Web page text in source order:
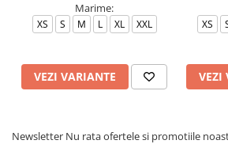
Marime:
XS S M L XL XXL
VEZI VARIANTE
XS
VEZI
Newsletter Nu rata ofertele si promotiile